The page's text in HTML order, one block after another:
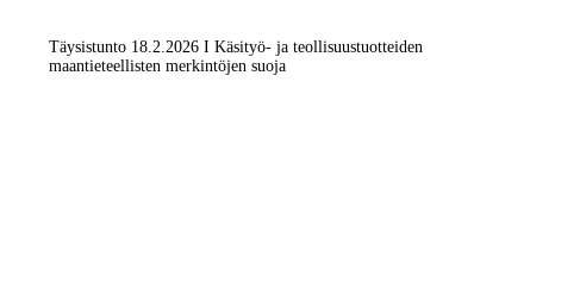
Täysistunto 18.2.2026 I Käsityö- ja teollisuustuotteiden
maantieteellisten merkintöjen suoja